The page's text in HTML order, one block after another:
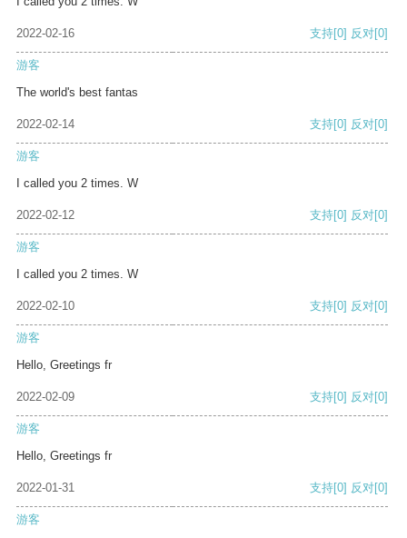
2022-02-16 支持[0] 反对[0]
游客
The world's best fantas
2022-02-14 支持[0] 反对[0]
游客
I called you 2 times. W
2022-02-12 支持[0] 反对[0]
游客
I called you 2 times. W
2022-02-10 支持[0] 反对[0]
游客
Hello, Greetings fr
2022-02-09 支持[0] 反对[0]
游客
Hello, Greetings fr
2022-01-31 支持[0] 反对[0]
游客